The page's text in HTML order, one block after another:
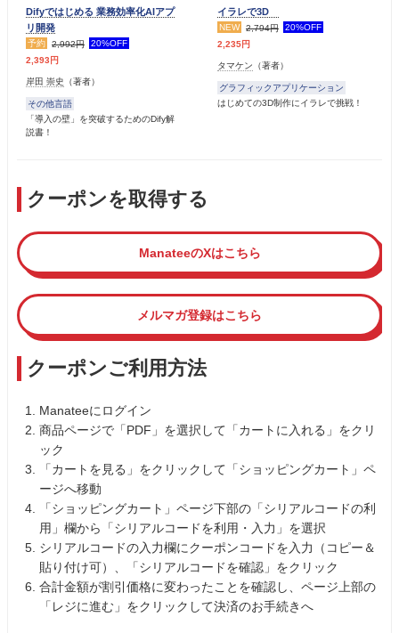
Difyではじめる 業務効率化AIアプ
リ開発
予約 2,992円
20%OFF
2,393円
岸田 崇史 （著者）
その他言語
「導入の壁」を突破するためのDify解
説書！
イラレで3D
NEW 2,794円
20%OFF
2,235円
タマケン （著者）
グラフィックアプリケーション
はじめての3D制作にイラレで挑戦！
クーポンを取得する
ManateeのXはこちら
メルマガ登録はこちら
クーポンご利用方法
Manateeにログイン
商品ページで「PDF」を選択して「カートに入れる」をクリ
ック
「カートを見る」をクリックして「ショッピングカート」ペ
ージへ移動
「ショッピングカート」ページ下部の「シリアルコードの利
用」欄から「シリアルコードを利用・入力」を選択
シリアルコードの入力欄にクーポンコードを入力（コピー＆
貼り付け可）、「シリアルコードを確認」をクリック
合計金額が割引価格に変わったことを確認し、ページ上部の
「レジに進む」をクリックして決済のお手続きへ